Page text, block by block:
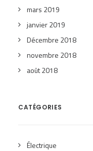
mars 2019
janvier 2019
Décembre 2018
novembre 2018
août 2018
CATÉGORIES
Électrique